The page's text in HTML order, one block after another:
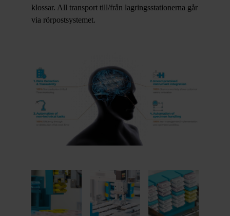
klossar. All transport till/från lagringsstationerna går
via rörpostsystemet.